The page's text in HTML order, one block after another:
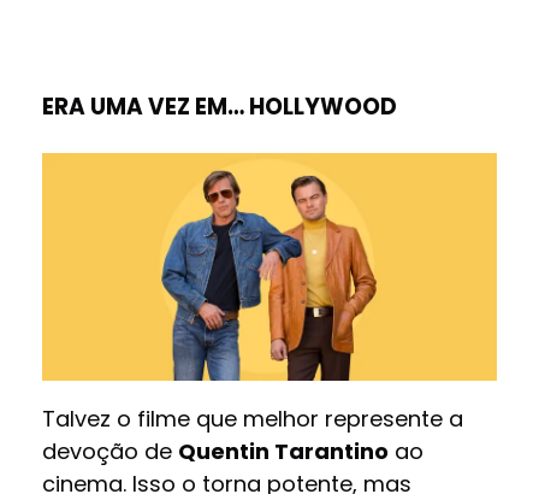
ERA UMA VEZ EM… HOLLYWOOD
Talvez o filme que melhor represente a
devoção de Quentin Tarantino ao
cinema. Isso o torna potente, mas